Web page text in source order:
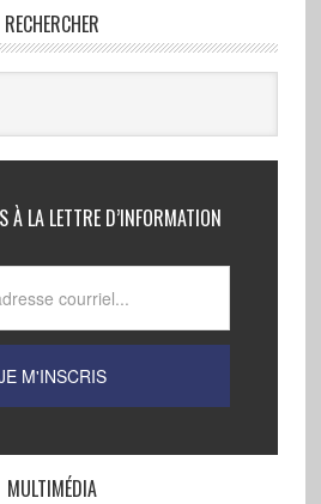
RECHERCHER
À LA LETTRE D’INFORMATION
MULTIMÉDIA